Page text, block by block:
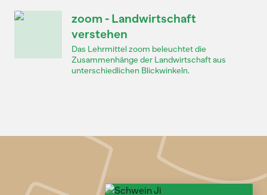
zoom - Landwirtschaft
verstehen
Das Lehrmittel zoom beleuchtet die
Zusammenhänge der Landwirtschaft aus
unterschiedlichen Blickwinkeln.